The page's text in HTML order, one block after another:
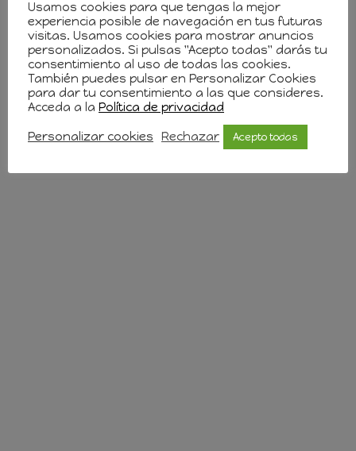
Usamos cookies para que tengas la mejor
experiencia posible de navegación en tus futuras
visitas. Usamos cookies para mostrar anuncios
personalizados. Si pulsas "Acepto todas" darás tu
consentimiento al uso de todas las cookies.
También puedes pulsar en Personalizar Cookies
para dar tu consentimiento a las que consideres.
Acceda a la Política de privacidad
Personalizar cookies Rechazar Acepto todas